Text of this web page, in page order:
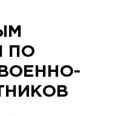
ПО